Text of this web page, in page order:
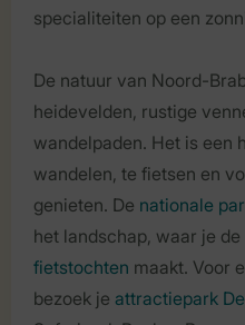
specialiteiten op een
De natuur van Noord-
heidevelden, rustige
wandelpaden. Het is een
wandelen, te fietsen en
genieten. De nationale
het landschap, waar je
fietstochten maakt. Voor
bezoek je attractiepark